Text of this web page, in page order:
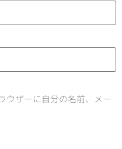
ウザーに自分の名前、メー